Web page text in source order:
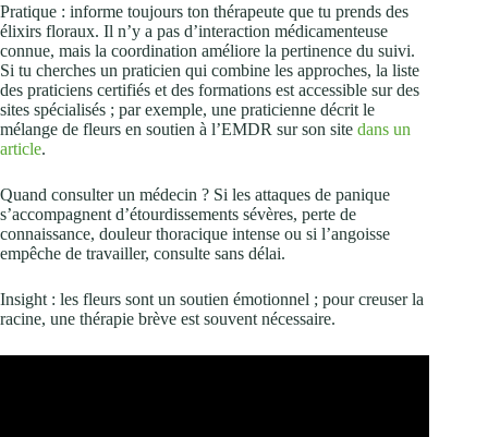
Pratique : informe toujours ton thérapeute que tu prends des
élixirs floraux. Il n’y a pas d’interaction médicamenteuse
connue, mais la coordination améliore la pertinence du suivi.
Si tu cherches un praticien qui combine les approches, la liste
des praticiens certifiés et des formations est accessible sur des
sites spécialisés ; par exemple, une praticienne décrit le
mélange de fleurs en soutien à l’EMDR sur son site dans un
article.
Quand consulter un médecin ? Si les attaques de panique
s’accompagnent d’étourdissements sévères, perte de
connaissance, douleur thoracique intense ou si l’angoisse
empêche de travailler, consulte sans délai.
Insight : les fleurs sont un soutien émotionnel ; pour creuser la
racine, une thérapie brève est souvent nécessaire.